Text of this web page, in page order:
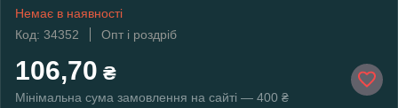
Немає в наявності
Код: 34352
Опт і роздріб
106,70 ₴
Мінімальна сума замовлення на сайті — 400 ₴